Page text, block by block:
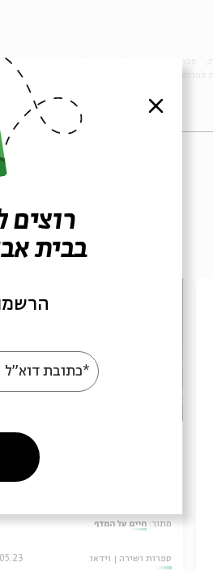
ספרות יהודית בלהה בן-אליהו ספרות עברית
ספרות עברית חדשה
פרקים
מתוך: חיים על המדף
ספרות ושירה וידאו
סגור
רוצים
בבית
*כתובת דוא"ל